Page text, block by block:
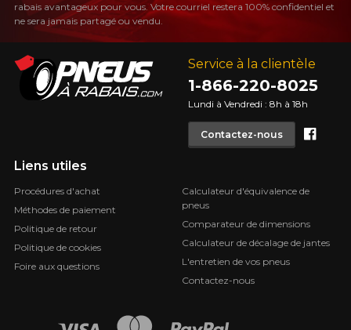
Service à la clientèle
1-866-220-8025
Lundi à Vendredi : 8h à 18h
Contactez-nous
Liens utiles
Procédures d'achat
Méthodes de paiement
Politique de retour
Politique de cookies
Foire aux questions
Calculateur d'équivalence de
pneus
Comparateur de dimensions
Calculateur de décalage de jantes
L'entretien de vos pneus
Contactez-nous
rabais avantageux pour vous. Votre courriel restera 100% confidentiel et
ne sera jamais partagé ou vendu.